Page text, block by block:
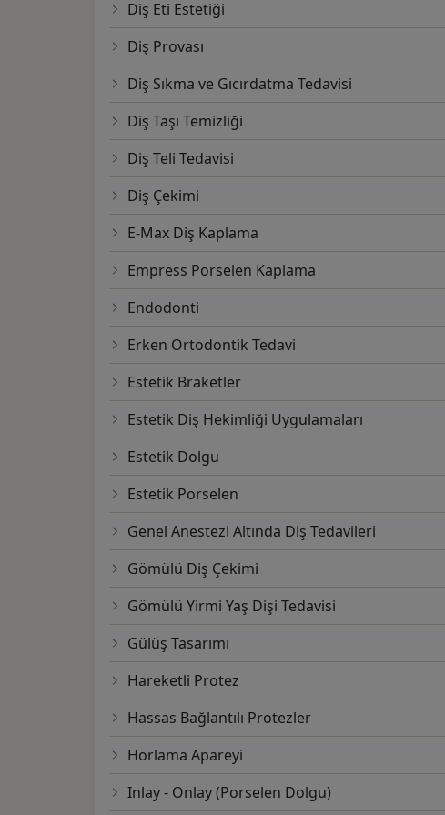
Diş Eti Estetiği
Diş Provası
Diş Sıkma ve Gıcırdatma Tedavisi
Diş Taşı Temizliği
Diş Teli Tedavisi
Diş Çekimi
E-Max Diş Kaplama
Empress Porselen Kaplama
Endodonti
Erken Ortodontik Tedavi
Estetik Braketler
Estetik Diş Hekimliği Uygulamaları
Estetik Dolgu
Estetik Porselen
Genel Anestezi Altında Diş Tedavileri
Gömülü Diş Çekimi
Gömülü Yirmi Yaş Dişi Tedavisi
Gülüş Tasarımı
Hareketli Protez
Hassas Bağlantılı Protezler
Horlama Apareyi
Inlay - Onlay (Porselen Dolgu)